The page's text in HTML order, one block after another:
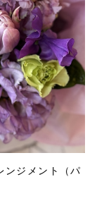
ンジメント（パ